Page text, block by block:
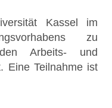
Kassel im
zu
Arbeits- und
Eine Teilnahme ist